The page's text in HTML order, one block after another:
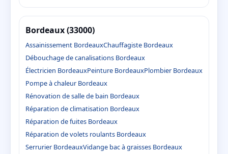
Bordeaux (33000)
Assainissement BordeauxChauffagiste Bordeaux
Débouchage de canalisations Bordeaux
Électricien BordeauxPeinture BordeauxPlombier Bordeaux
Pompe à chaleur Bordeaux
Rénovation de salle de bain Bordeaux
Réparation de climatisation Bordeaux
Réparation de fuites Bordeaux
Réparation de volets roulants Bordeaux
Serrurier BordeauxVidange bac à graisses Bordeaux